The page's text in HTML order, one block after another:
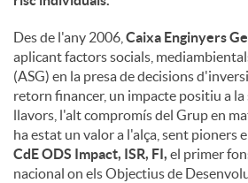
Des de l'any 2006, Caixa Enginyers
aplicant factors socials,
(ASG) en la presa de decisions
retorn financer, un impacte positiu a la
llavors, l'alt compromís del Grup en
ha estat un valor a l'alça, sent pioners
CdE ODS Impact, ISR, FI, el primer
nacional on els Objectius de